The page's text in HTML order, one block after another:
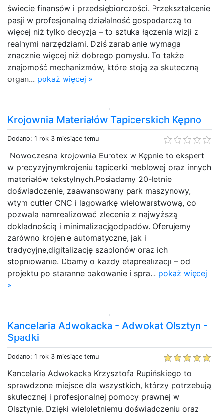
świecie finansów i przedsiębiorczości. Przekształcenie
pasji w profesjonalną działalność gospodarczą to
więcej niż tylko decyzja – to sztuka łączenia wizji z
realnymi narzędziami. Dziś zarabianie wymaga
znacznie więcej niż dobrego pomysłu. To także
znajomość mechanizmów, które stoją za skuteczną
organ... pokaż więcej »
Krojownia Materiałów Tapicerskich Kępno
Dodano: 1 rok 3 miesiące temu
Nowoczesna krojownia Eurotex w Kępnie to ekspert
w precyzyjnymkrojeniu tapicerki meblowej oraz innych
materiałów tekstylnych.Posiadamy 20-letnie
doświadczenie, zaawansowany park maszynowy,
wtym cutter CNC i lagowarkę wielowarstwową, co
pozwala namrealizować zlecenia z najwyższą
dokładnością i minimalizacjąodpadów. Oferujemy
zarówno krojenie automatyczne, jak i
tradycyjne,digitalizację szablonów oraz ich
stopniowanie. Dbamy o każdy etaprealizacji – od
projektu po staranne pakowanie i spra... pokaż więcej
»
Kancelaria Adwokacka - Adwokat Olsztyn -
Spadki
Dodano: 1 rok 3 miesiące temu
Kancelaria Adwokacka Krzysztofa Rupińskiego to
sprawdzone miejsce dla wszystkich, którzy potrzebują
skutecznej i profesjonalnej pomocy prawnej w
Olsztynie. Dzięki wieloletniemu doświadczeniu oraz